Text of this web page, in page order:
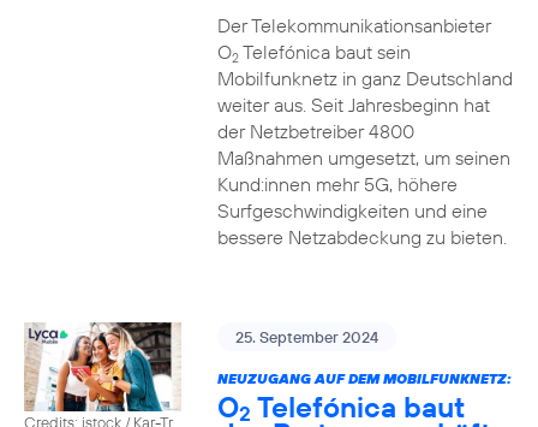
Der Telekommunikationsanbieter
O2Telefónica baut sein
Mobilfunknetz in ganz Deutschland
weiter aus. Seit Jahresbeginn hat
der Netzbetreiber 4800
Maßnahmen umgesetzt, um seinen
Kund:innen mehr 5G, höhere
Surfgeschwindigkeiten und eine
bessere Netzabdeckung zu bieten.
Credits: istock / Kar-Tr
25. September 2024
NEUZUGANG AUF DEM MOBILFUNKNETZ:
O2 Telefónica baut